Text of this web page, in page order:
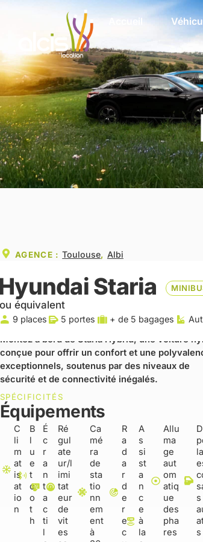
Accueil
AGENCE :Toulouse, Albi
Staria
équivalent
9 places 5 portes + de 5 bagages
Montez à bord de Staria Hybrid, une voiture
conçue pour offrir un confort et une
exceptionnels, soutenus par des niveaux de
sécurité et de connectivité inégalés.
SPÉCIFICITÉS
Équipements
C
li
m
at
is
at
io
n
B
l
u
e
t
o
o
t
h
É
c
r
a
n
t
a
c
ti
l
Ré
gul
ate
ur/l
imi
tat
eur
de
vit
es
Ca
mé
ra
de
sta
tio
nn
em
ent
à
R
a
d
a
r
d
e
r
e
c
A
s
si
st
a
n
c
e
à
la
Allu
ma
ge
aut
om
atiq
ue
des
pha
res
s
s